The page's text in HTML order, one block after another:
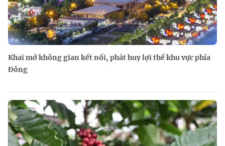
Khai mở không gian kết nối, phát huy lợi thế khu vực phía
Đông